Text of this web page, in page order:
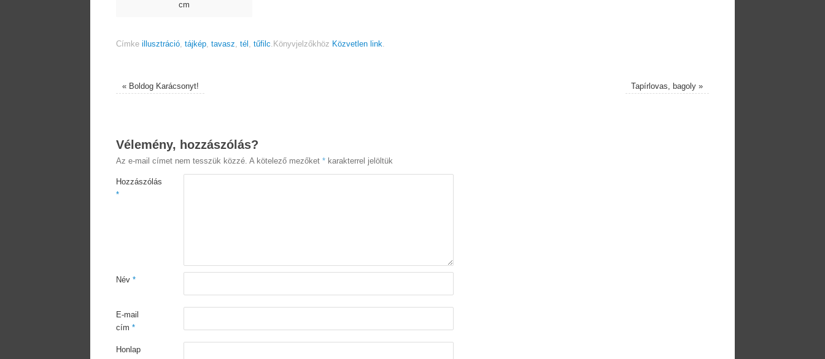
cm
Címke illusztráció, tájkép, tavasz, tél , tűfilc. Könyvjelzőkhöz Közvetlen link.
«Boldog Karácsonyt! Tapírlovas, bagoly»
Vélemény, hozzászólás?
Az e-mail címet nem tesszük közzé. A kötelező mezőket * karakterrel jelöltük
Hozzászólás
*
Név *
E-mail
cím *
Honlap